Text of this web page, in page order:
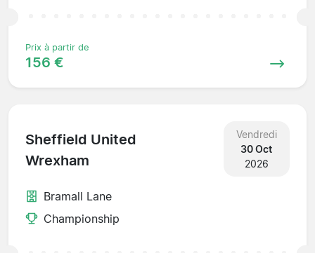
Prix à partir de
156 €
Sheffield United
Wrexham
Vendredi
30 Oct
2026
Bramall Lane
Championship